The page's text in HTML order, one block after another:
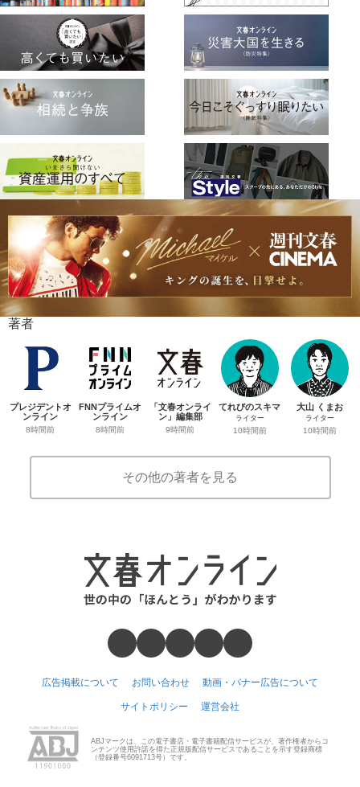
著者
プレジデントオ
ンライン
8時間前
FNNプライムオ
ンライン
8時間前
「文春オンライ
ン」編集部
9時間前
てれびのスキマ
ライター
10時間前
大山 くまお
ライター
10時間前
その他の著者を見る
広告掲載について お問い合わせ 動画・バナー広告について
サイトポリシー 運営会社
ABJマークは、この電子書店・電子書籍配信サービスが、著作権者からコ
ンテンツ使用許諾を得た正規版配信サービスであることを示す登録商標
（登録番号6091713号）です。